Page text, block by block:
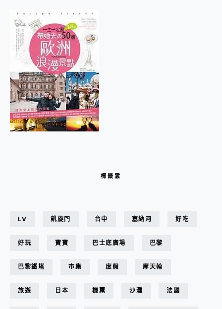
標籤雲
LV 凱旋門 台中 塞納河 好吃
好玩 寶寶 巴士底廣場 巴黎
巴黎鐵塔 市集 度假 摩天輪
旅遊 日本 機票 沙灘 法國